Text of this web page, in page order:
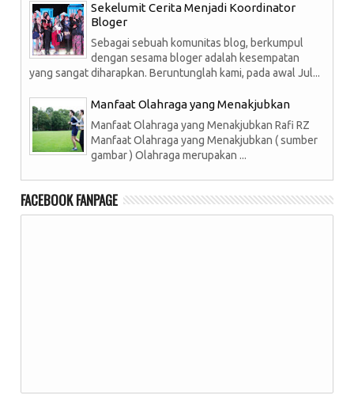
Sekelumit Cerita Menjadi Koordinator
Bloger
Sebagai sebuah komunitas blog, berkumpul
dengan sesama bloger adalah kesempatan
yang sangat diharapkan. Beruntunglah kami, pada awal Jul...
Manfaat Olahraga yang Menakjubkan
Manfaat Olahraga yang Menakjubkan Rafi RZ
Manfaat Olahraga yang Menakjubkan ( sumber
gambar ) Olahraga merupakan ...
FACEBOOK FANPAGE